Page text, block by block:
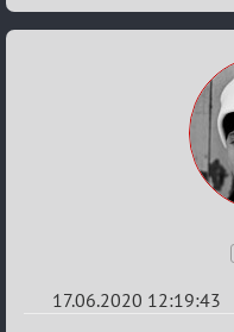
17.06.2020 12:19:43